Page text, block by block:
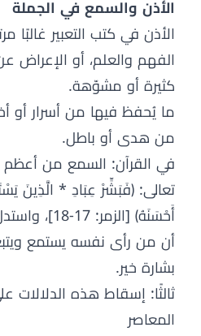
الأذن والسمع في الجملة
الأذن في كتب التعبير غالبًا
الفهم والعلم، أو الإعراض
كثيرة أو مشوّهة.
ما يُحفظ فيها من أسرار أو
من هدى أو باطل.
في القرآن: السمع من أعظم
تعالى: ﴿فَبَشِّرْ عِبَادِ * الَّذِينَ
أَحْسَنَهُ﴾
أن من رأى نفسه يستمع
بشارة خير.
ثالثًا: إسقاط هذه الدلالات
المعاصر